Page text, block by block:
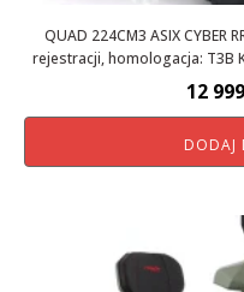
QUAD 224CM3 ASIX CYBER
rejestracji, homologacja: T3B
12
DODAJ